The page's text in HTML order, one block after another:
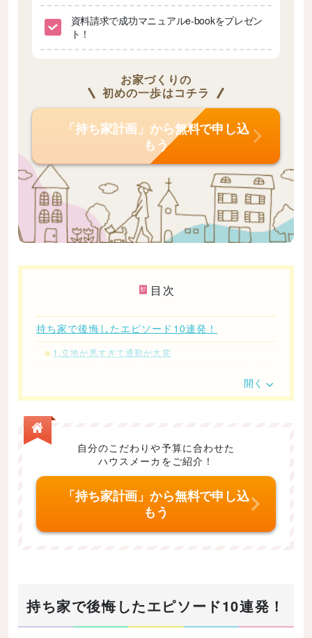
資料請求で成功マニュアルe-bookをプレゼン
ト！
お家づくりの
初めの一歩はコチラ
「持ち家計画」から無料で申し込
もう
目次
持ち家で後悔したエピソード10連発！
1.立地が悪すぎて通勤が大変
3.引越しの自由がない
4.定年後もローンの支払いが終わらない
5.子供が育ち、家が狭くなった
6.時が経つにつれ過ごしにくいエリアになった
7.災害に耐えられるか不安
8.努力しても理想の家にならない
9.隣家のことが気になってしまう
立地・周辺環境
コスト
開く
自分のこだわりや予算に合わせた
ハウスメーカをご紹介！
「持ち家計画」から無料で申し込
もう
持ち家で後悔したエピソード10連発！